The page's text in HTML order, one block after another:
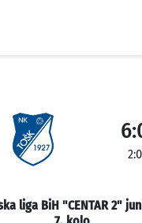
2:0
liga BiH "CENTAR 2"